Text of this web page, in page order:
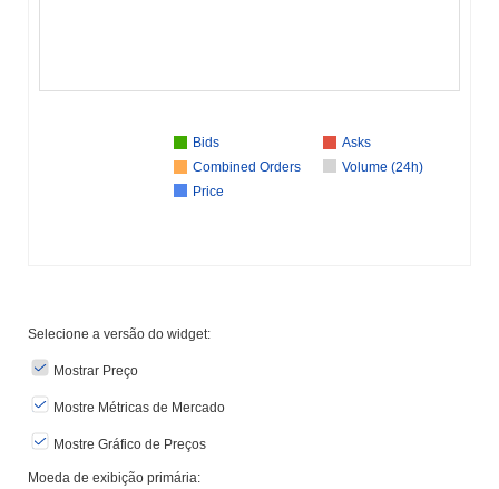
Bids
Asks
Combined Orders
Volume (24h)
Price
Selecione a versão do widget:
Mostrar Preço
Mostre Métricas de Mercado
Mostre Gráfico de Preços
Moeda de exibição primária: